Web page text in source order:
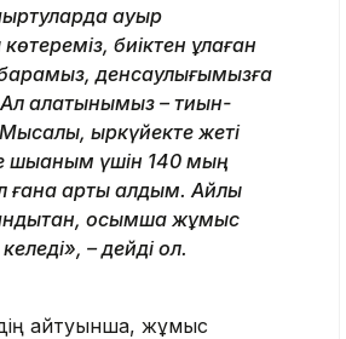
ауыр
биіктен құлаған
денсаулығымызға
Ал алатынымыз – тиын-
қыркүйекте жеті
шыққаным үшін 140 мың
ғана артық алдым. Айлық
қосымша жұмыс
– дейді ол.
айтуынша, жұмыс